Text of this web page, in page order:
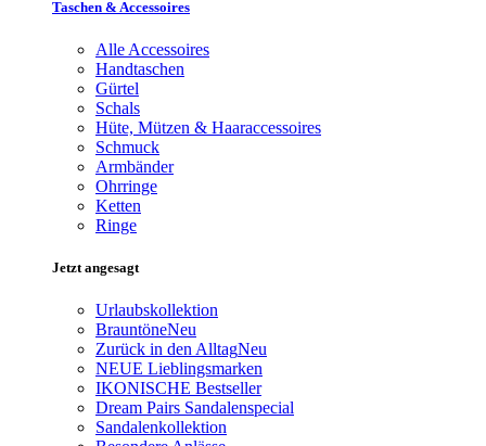
Taschen & Accessoires
Alle Accessoires
Handtaschen
Gürtel
Schals
Hüte, Mützen & Haaraccessoires
Schmuck
Armbänder
Ohrringe
Ketten
Ringe
Jetzt angesagt
Urlaubskollektion
BrauntöneNeu
Zurück in den AlltagNeu
NEUE Lieblingsmarken
IKONISCHE Bestseller
Dream Pairs Sandalenspecial
Sandalenkollektion